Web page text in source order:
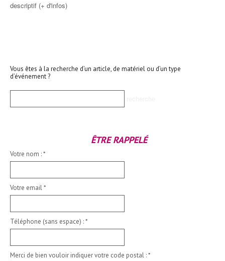
descriptif (+ d'infos)
Vous êtes à la recherche d’un article, de matériel ou d’un type
d’événement ?
ÊTRE RAPPELÉ
Votre nom :*
Votre email*
Téléphone (sans espace) :*
Merci de bien vouloir indiquer votre code postal :*